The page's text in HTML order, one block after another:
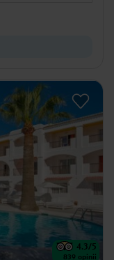
4.3/5
839 opinii